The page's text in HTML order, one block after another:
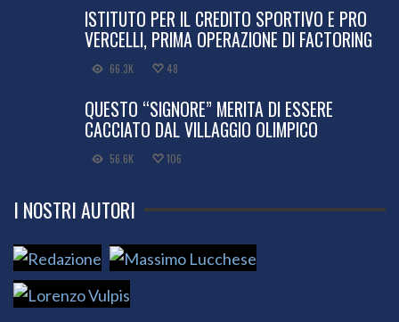
ISTITUTO PER IL CREDITO SPORTIVO E PRO
VERCELLI, PRIMA OPERAZIONE DI FACTORING
66.3K 48
QUESTO “SIGNORE” MERITA DI ESSERE
CACCIATO DAL VILLAGGIO OLIMPICO
56.6K 106
I NOSTRI AUTORI